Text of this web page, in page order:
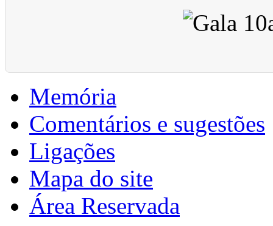
Memória
Comentários e sugestões
Ligações
Mapa do site
Área Reservada